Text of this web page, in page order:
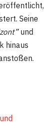
Seine
und
hinaus